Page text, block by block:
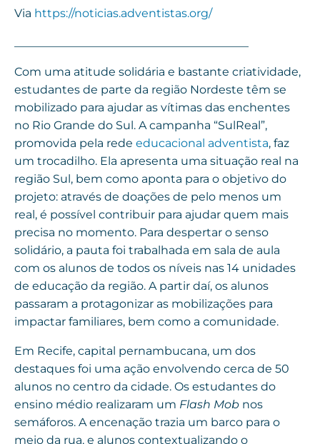
Via https://noticias.adventistas.org/
Com uma atitude solidária e bastante criatividade,
estudantes de parte da região Nordeste têm se
mobilizado para ajudar as vítimas das enchentes
no Rio Grande do Sul. A campanha “SulReal”,
promovida pela rede educacional adventista, faz
um trocadilho. Ela apresenta uma situação real na
região Sul, bem como aponta para o objetivo do
projeto: através de doações de pelo menos um
real, é possível contribuir para ajudar quem mais
precisa no momento. Para despertar o senso
solidário, a pauta foi trabalhada em sala de aula
com os alunos de todos os níveis nas 14 unidades
de educação da região. A partir daí, os alunos
passaram a protagonizar as mobilizações para
impactar familiares, bem como a comunidade.
Em Recife, capital pernambucana, um dos
destaques foi uma ação envolvendo cerca de 50
alunos no centro da cidade. Os estudantes do
ensino médio realizaram um Flash Mob nos
semáforos. A encenação trazia um barco para o
meio da rua, e alunos contextualizando o